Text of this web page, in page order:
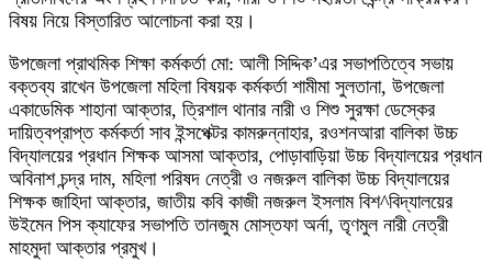
বিষয় নিয়ে বিস্তারিত আলোচনা করা হয়।
উপজেলা প্রাথমিক শিক্ষা কর্মকর্তা মো: আলী সিদ্দিক’এর সভাপতিত্বে সভায়
বক্তব্য রাখেন উপজেলা মহিলা বিষয়ক কর্মকর্তা শামীমা সুলতানা, উপজেলা
একাডেমিক শাহানা আক্তার, ত্রিশাল থানার নারী ও শিশু সুরক্ষা ডেস্কের
দায়িত্বপ্রাপ্ত কর্মকর্তা সাব ইন্সপেক্টর কামরুন্নাহার, রওশনআরা বালিকা উচ্চ
বিদ্যালয়ের প্রধান শিক্ষক আসমা আক্তার, পোড়াবাড়িয়া উচ্চ বিদ্যালয়ের প্রধান
অবিনাশ চন্দ্র দাম, মহিলা পরিষদ নেত্রী ও নজরুল বালিকা উচ্চ বিদ্যালয়ের
শিক্ষক জাহিদা আক্তার, জাতীয় কবি কাজী নজরুল ইসলাম বিশ^বিদ্যালয়ের
উইমেন পিস ক্যাফের সভাপতি তানজুম মোস্তফা অর্না, তৃণমুল নারী নেত্রী
মাহমুদা আক্তার প্রমুখ।